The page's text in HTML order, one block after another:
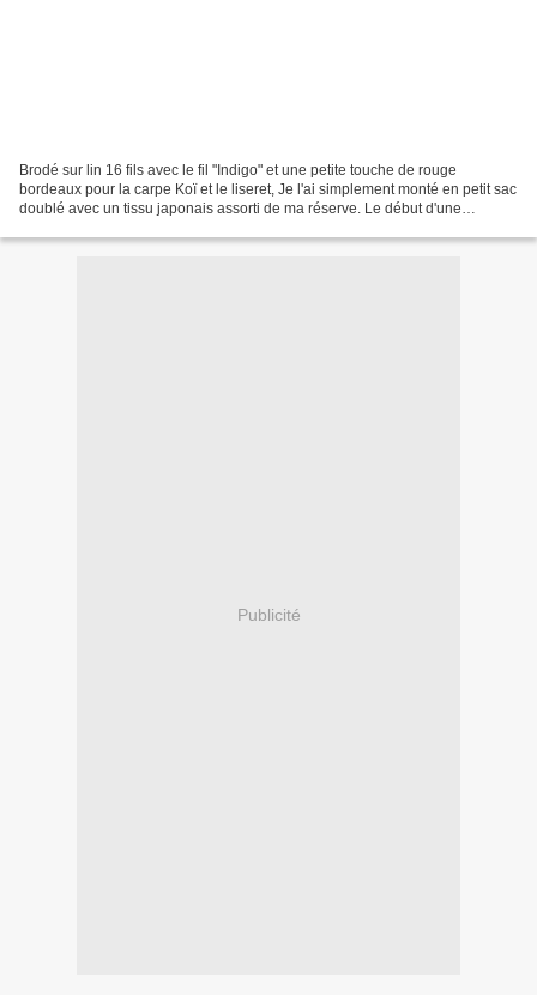
Brodé sur lin 16 fils avec le fil "Indigo" et une petite touche de rouge
bordeaux pour la carpe Koï et le liseret, Je l'ai simplement monté en petit sac
doublé avec un tissu japonais assorti de ma réserve. Le début d'une
Publicité